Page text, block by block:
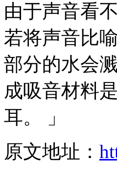
由于声音看
若将声音比
部分的水会
成吸音材料
耳。 」
原文地址：